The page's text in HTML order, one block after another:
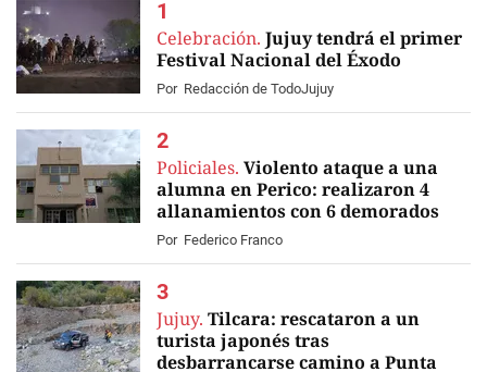
Celebración. Jujuy tendrá el primer
Festival Nacional del Éxodo
Por Redacción de TodoJujuy
Policiales. Violento ataque a una
alumna en Perico: realizaron 4
allanamientos con 6 demorados
Por Federico Franco
Jujuy. Tilcara: rescataron a un
turista japonés tras
desbarrancarse camino a Punta